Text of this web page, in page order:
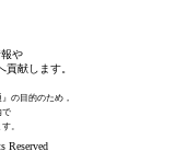
や
献します。
の目的のため，
で
。
Reserved